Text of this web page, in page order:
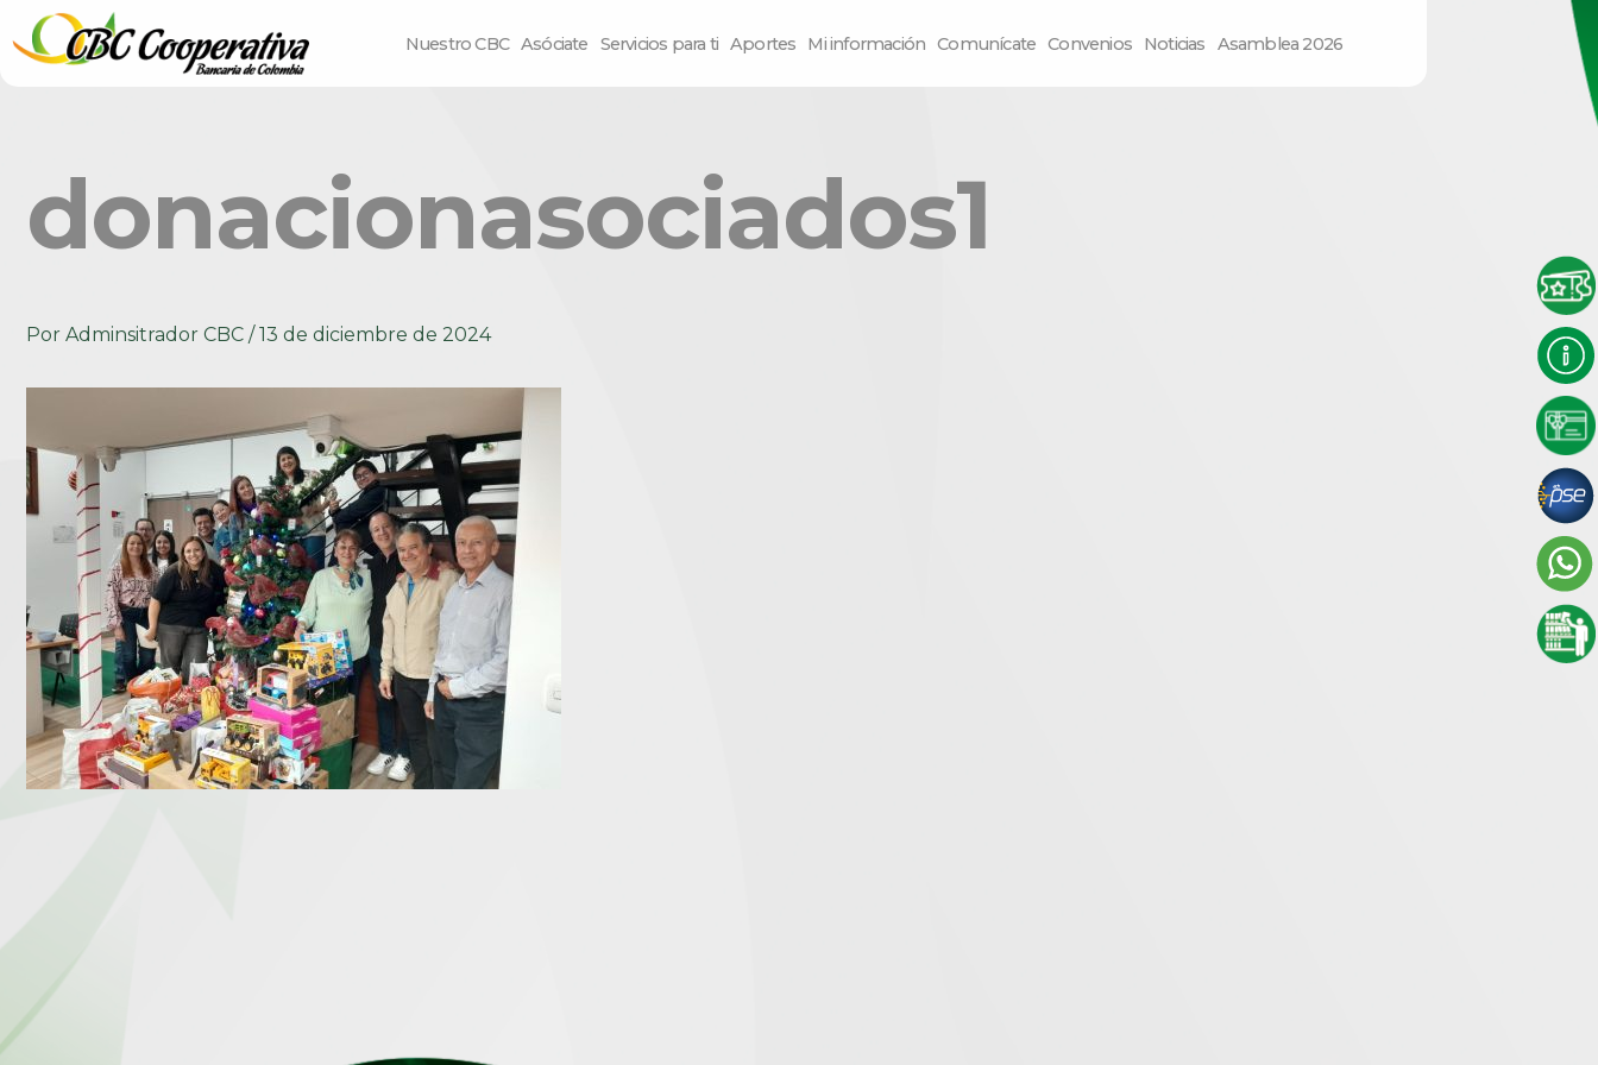
Nuestro CBC Asóciate Servicios para ti Aportes Mi información Comunícate Convenios Noticias Asamblea 2026
donacionasociados1
Por Adminsitrador CBC / 13 de diciembre de 2024